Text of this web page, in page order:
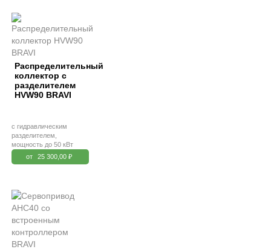
Распределительный
коллектор с
разделителем
HVW90 BRAVI
с гидравлическим
разделителем,
мощность до 50 кВт
от
25 300,00 ₽